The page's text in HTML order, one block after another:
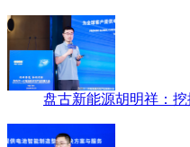
盘古新能源胡明祥：